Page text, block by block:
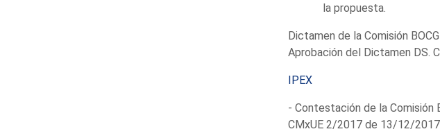
la propuesta.
Dictamen de la Comisión
Aprobación del Dictamen DS.
IPEX
- Contestación de la Comisión
CMxUE 2/2017 de 13/12/